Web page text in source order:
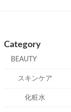
Category
BEAUTY
スキンケア
化粧水